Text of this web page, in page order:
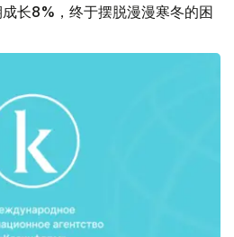
长8%，终于摆脱漫漫寒冬的困